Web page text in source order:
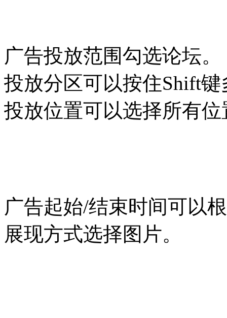
广告投放范围勾选论坛。
投放分区可以按住Shift键
投放位置可以选择所有
广告起始/结束时间可以
展现方式选择图片。